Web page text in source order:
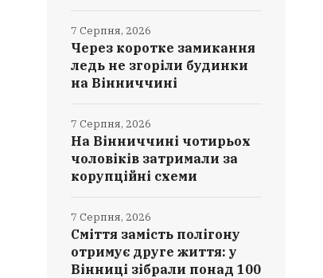
Через коротке замикання
ледь не згоріли будинки
на Вінниччині
7 Серпня, 2026
На Вінниччині чотирьох
чоловіків затримали за
корупційні схеми
7 Серпня, 2026
Сміття замість полігону
отримує друге життя: у
Вінниці зібрали понад 100
7 Серпня, 2026